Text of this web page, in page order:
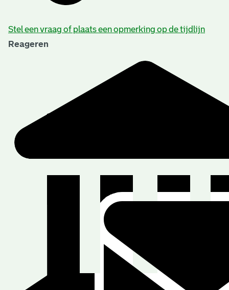
Stel een vraag of plaats een opmerking op de tijdlijn
Reageren